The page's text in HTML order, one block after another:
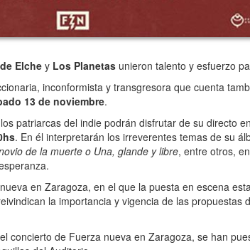
Elche y Los Planetas unieron talento y esfuerzo
inconformista y transgresora que cuenta
13 de noviembre.
patriarcas del indie podrán disfrutar de su directo
. En él interpretarán los irreverentes temas de su
de la muerte o Una, glande y libre, entre otros,
en Zaragoza, en el que la puesta en escena
la importancia y vigencia de las
concierto de Fuerza nueva en Zaragoza, se han